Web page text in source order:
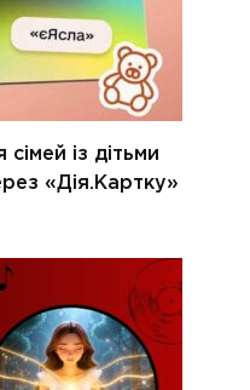
із дітьми
«Дія.Картку»